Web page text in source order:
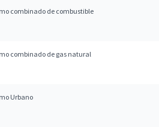
combinado de combustible
combinado de gas natural
Urbano